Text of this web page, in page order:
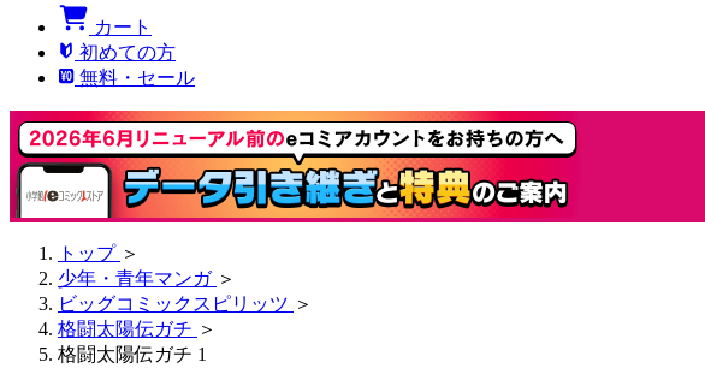
カート
初めての方
無料・セール
トップ ＞
少年・青年マンガ ＞
ビッグコミックスピリッツ ＞
格闘太陽伝ガチ ＞
格闘太陽伝ガチ 1